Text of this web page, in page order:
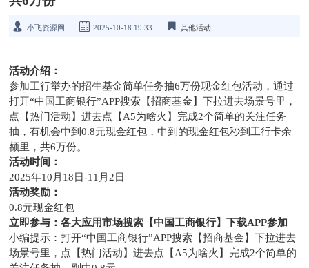
小飞资源网 2025-10-18 19:33 其他活动
活动介绍：
参加工行举办的招生基金简单任务抽6万份现金红包活动，通过
打开“中国工商银行”APP搜索【招商基金】下拉进去场景号里，
点【热门活动】进去点【A5为啥火】完成2个简单的关注任务
抽，有机会中到0.8元现金红包，中到的现金红包秒到工行卡余
额里，共6万份。
活动时间：
2025年10月18日-11月2日
活动奖励：
0.8元现金红包
立即参与：各大应用市场搜索【中国工商银行】下载APP参加
小编提示：打开“中国工商银行”APP搜索【招商基金】下拉进去
场景号里，点【热门活动】进去点【A5为啥火】完成2个简单的